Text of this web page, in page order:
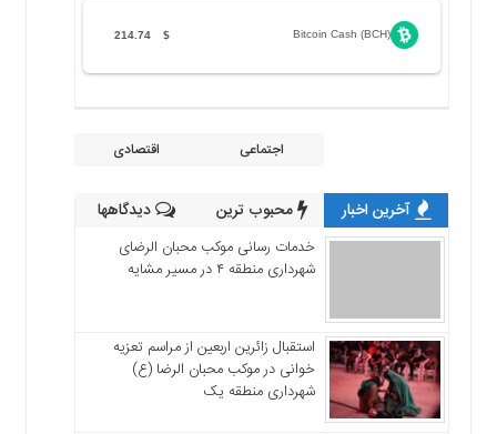
Bitcoin Cash (BCH)
$
214.74
اجتماعی اقتصادی
آخرین اخبار محبوب ترین دیدگاهها
خدمات رسانی موکب محبان الرضای
شهرداری منطقه ۴ در مسیر مشایه
استقبال زائرین اربعین از مراسم تعزیه
خوانی در موکب محبان الرضا (ع)
شهرداری منطقه یک